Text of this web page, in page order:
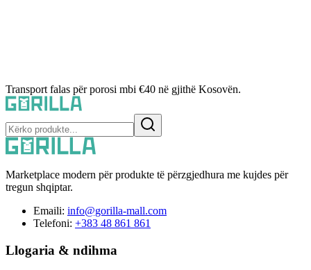
Transport falas për porosi mbi €40 në gjithë Kosovën.
Marketplace modern për produkte të përzgjedhura me kujdes për
tregun shqiptar.
Emaili: info@gorilla-mall.com
Telefoni: +383 48 861 861
Llogaria & ndihma